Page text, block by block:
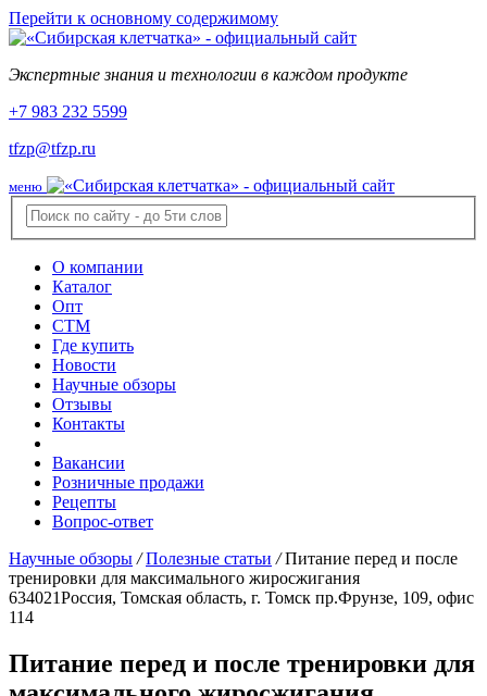
Перейти к основному содержимому
Экспертные знания и технологии в каждом продукте
+7 983 232 5599
tfzp@tfzp.ru
меню
О компании
Каталог
Опт
СТМ
Где купить
Новости
Научные обзоры
Отзывы
Контакты
Вакансии
Розничные продажи
Рецепты
Вопрос-ответ
Научные обзоры / Полезные статьи / Питание перед и после
тренировки для максимального жиросжигания
634021Россия, Томская область, г. Томск пр.Фрунзе, 109, офис
114
Питание перед и после тренировки для